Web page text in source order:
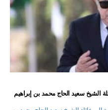
الشيخ سعيد الحاج محمد بن إبراهيم